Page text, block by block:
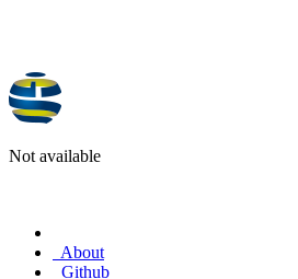
Not available
About
Github